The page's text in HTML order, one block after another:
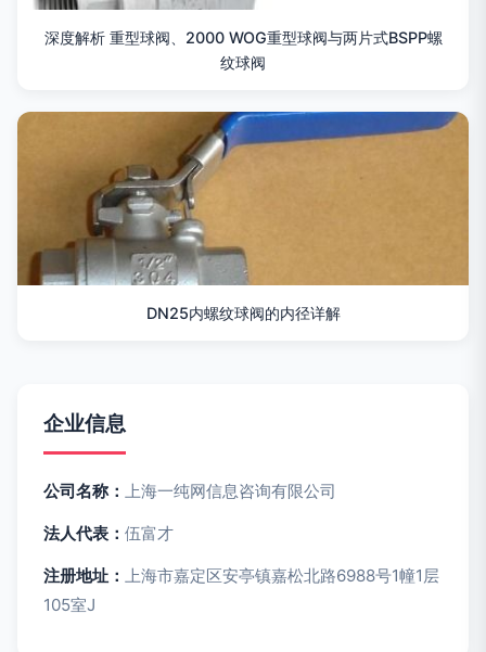
深度解析 重型球阀、2000 WOG重型球阀与两片式BSPP螺
纹球阀
DN25内螺纹球阀的内径详解
企业信息
公司名称： 上海一纯网信息咨询有限公司
法人代表： 伍富才
注册地址： 上海市嘉定区安亭镇嘉松北路6988号1幢1层
105室J